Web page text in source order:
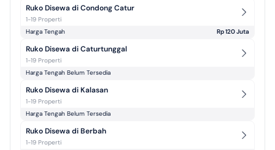
Ruko Disewa di Condong Catur
1-19 Properti
Harga Tengah
Rp 120 Juta
Ruko Disewa di Caturtunggal
1-19 Properti
Harga Tengah Belum Tersedia
Ruko Disewa di Kalasan
1-19 Properti
Harga Tengah Belum Tersedia
Ruko Disewa di Berbah
1-19 Properti